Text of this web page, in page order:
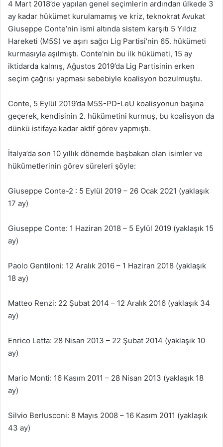
4 Mart 2018’de yapılan genel seçimlerin ardından ülkede 3
ay kadar hükümet kurulamamış ve kriz, teknokrat Avukat
Giuseppe Conte’nin ismi altında sistem karşıtı 5 Yıldız
Hareketi (M5S) ve aşırı sağcı Lig Partisi’nin 65. hükümeti
kurmasıyla aşılmıştı. Conte’nin bu ilk hükümeti, 15 ay
iktidarda kalmış, Ağustos 2019’da Lig Partisinin erken
seçim çağrısı yapması sebebiyle koalisyon bozulmuştu.
Conte, 5 Eylül 2019’da M5S-PD-LeU koalisyonun başına
geçerek, kendisinin 2. hükümetini kurmuş, bu koalisyon da
dünkü istifaya kadar aktif görev yapmıştı.
İtalya’da son 10 yıllık dönemde başbakan olan isimler ve
hükümetlerinin görev süreleri şöyle:
Giuseppe Conte-2 : 5 Eylül 2019 – 26 Ocak 2021 (yaklaşık
17 ay)
Giuseppe Conte: 1 Haziran 2018 – 5 Eylül 2019 (yaklaşık 15
ay)
Paolo Gentiloni: 12 Aralık 2016 – 1 Haziran 2018 (yaklaşık
18 ay)
Matteo Renzi: 22 Şubat 2014 – 12 Aralık 2016 (yaklaşık 34
ay)
Enrico Letta: 28 Nisan 2013 – 22 Şubat 2014 (yaklaşık 10
ay)
Mario Monti: 16 Kasım 2011 – 28 Nisan 2013 (yaklaşık 18
ay)
Silvio Berlusconi: 8 Mayıs 2008 – 16 Kasım 2011 (yaklaşık
43 ay)